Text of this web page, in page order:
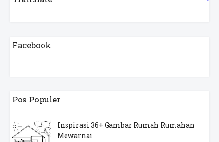
Facebook
Pos Populer
Inspirasi 36+ Gambar Rumah Rumahan
Mewarnai